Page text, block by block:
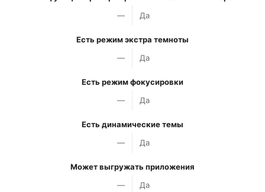
—
Да
Есть режим экстра темноты
—
Да
Есть режим фокусировки
—
Да
Есть динамические темы
—
Да
Может выгружать приложения
—
Да